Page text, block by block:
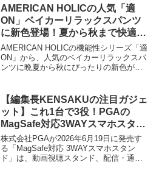
イデンティティを象徴しています。女性
の多様なニーズに応え、親密な関係を育
むというブランドの価値観を称えるコレ
クションです。
AMERICAN HOLICの人気「適
ON」ベイカーリラックスパンツ
に新色登場！夏から秋まで快適に
過ごせるマルチ機能が魅力
AMERICAN HOLICの機能性シリーズ「適
ON」から、人気のベイカーリラックスパ
ンツに晩夏から秋にぴったりの新色が登
を備え、快適な着心地と抜け感のあるカ
ジュアルスタイルを両立するこのパンツ
の魅力をご紹介します。
【編集長KENSAKUの注目ガジェ
ット】これ1台で3役！PGAの
MagSafe対応3WAYスマホスタン
ドが、あなたのスマホライフを変
えるかもしれません
株式会社PGAが2026年6月19日に発売す
る「MagSafe対応 3WAYスマホスタン
ド」は、動画視聴スタンド、配信・通話